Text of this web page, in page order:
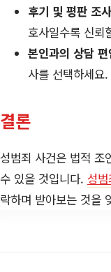
후기 및 평판 조사
호사일수록 신뢰
본인과의 상담
사를 선택하세요.
결론
성범죄 사건은 법적 조
수 있을 것입니다. 성
락하며 받아보는 것을